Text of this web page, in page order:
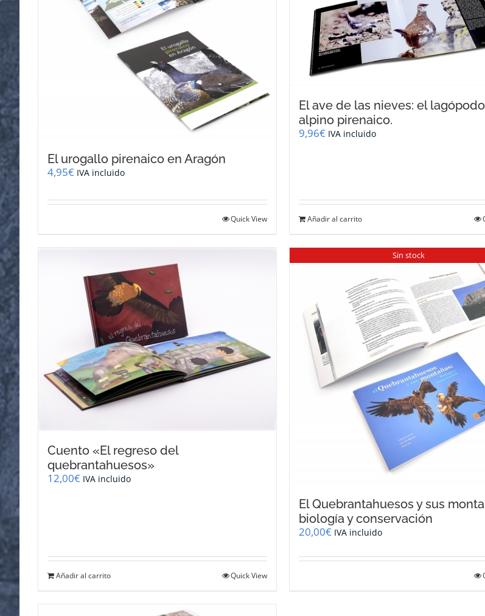
El urogallo pirenaico en Aragón
4,95€ IVA incluido
Quick View
El ave de las nieves: el lagópodo
alpino pirenaico.
9,96€ IVA incluido
Añadir al carrito
Cuento «El regreso del
quebrantahuesos»
12,00€ IVA incluido
Añadir al carrito Quick View
Sin stock
El Quebrantahuesos y sus
biología y conservación
20,00€ IVA incluido